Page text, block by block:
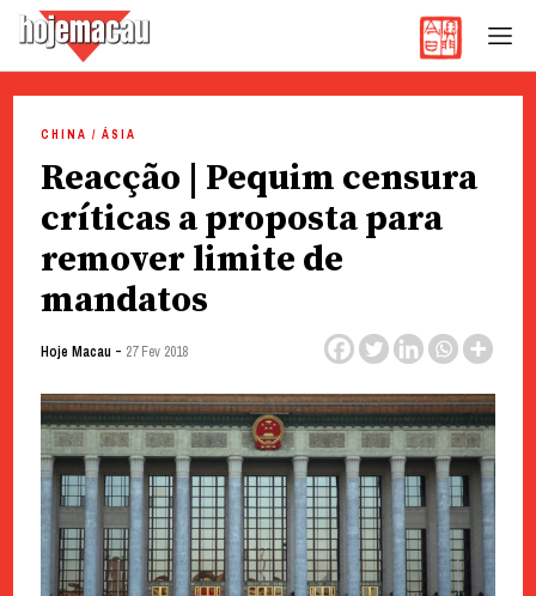
content
CHINA / ÁSIA
Reacção | Pequim censura
críticas a proposta para
remover limite de
mandatos
Hoje Macau - 27 Fev 2018